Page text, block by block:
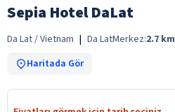
Sepia Hotel DaLat
Da Lat / Vietnam | Da LatMerkez:2.7 km
Haritada Gör